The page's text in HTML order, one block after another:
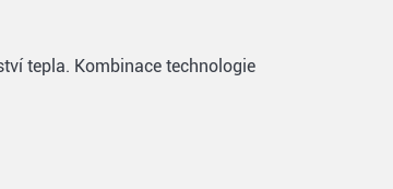
tepla. Kombinace technologie